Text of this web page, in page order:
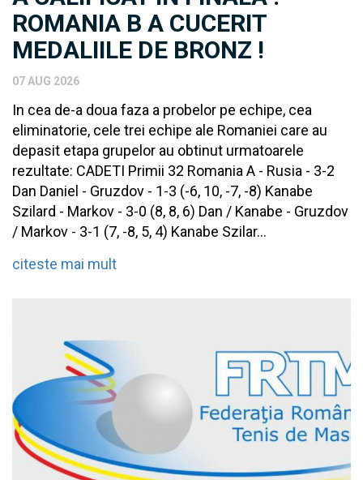
ROMANIA B A CUCERIT
MEDALIILE DE BRONZ !
07 AUG 2026
In cea de-a doua faza a probelor pe echipe, cea
eliminatorie, cele trei echipe ale Romaniei care au
depasit etapa grupelor au obtinut urmatoarele
rezultate: CADETI Primii 32 Romania A - Rusia - 3-2
Dan Daniel - Gruzdov - 1-3 (-6, 10, -7, -8) Kanabe
Szilard - Markov - 3-0 (8, 8, 6) Dan / Kanabe - Gruzdov
/ Markov - 3-1 (7, -8, 5, 4) Kanabe Szilar...
citeste mai mult